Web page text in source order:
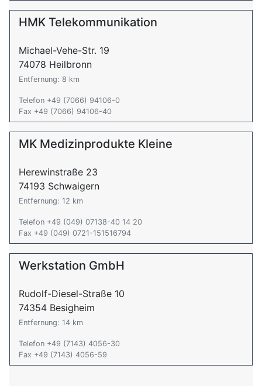
HMK Telekommunikation
Michael-Vehe-Str. 19
74078 Heilbronn
Entfernung: 8 km
Telefon +49 (7066) 94106-0
Fax +49 (7066) 94106-40
MK Medizinprodukte Kleine
Herewinstraße 23
74193 Schwaigern
Entfernung: 12 km
Telefon +49 (049) 07138-40 14 20
Fax +49 (049) 0721-151516794
Werkstation GmbH
Rudolf-Diesel-Straße 10
74354 Besigheim
Entfernung: 14 km
Telefon +49 (7143) 4056-30
Fax +49 (7143) 4056-59